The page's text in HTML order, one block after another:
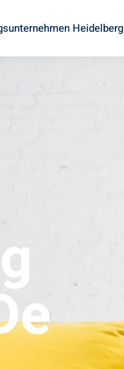
Heidelberg